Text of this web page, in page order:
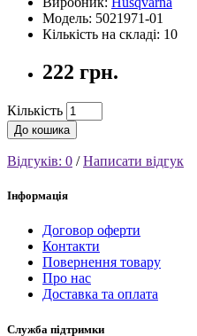
Модель: 5021971-01
Кількість на складі: 10
222 грн.
Кількість
До кошика
Відгуків: 0 /Написати відгук
Інформація
Договор оферти
Контакти
Повернення товару
Про нас
Доставка та оплата
Служба підтримки